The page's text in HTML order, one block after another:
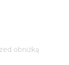
obniżką